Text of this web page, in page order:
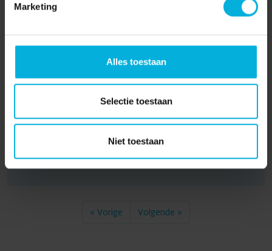
Marketing
Alles toestaan
Selectie toestaan
Niet toestaan
Nicole loopt de 4Daagse met
haar moeder
eigen onderzoek Nicole...
« Vorige Volgende »